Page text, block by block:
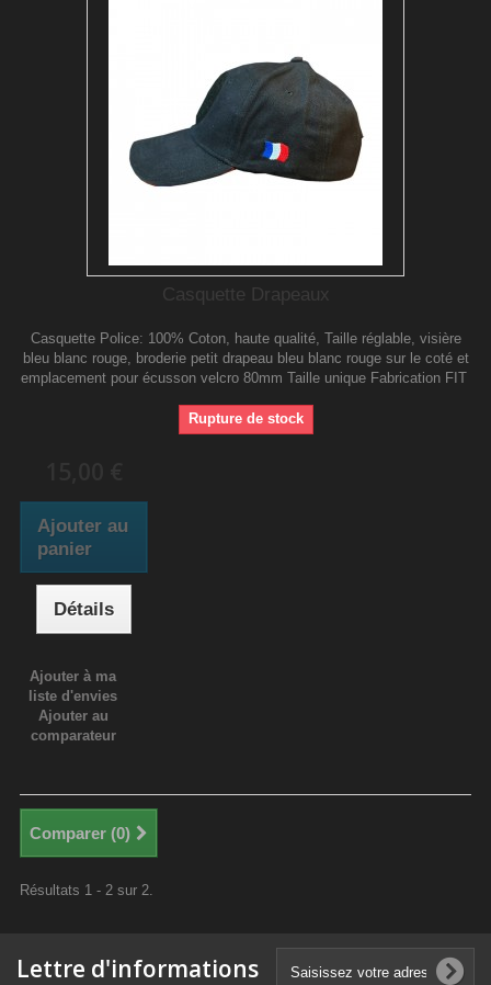
Casquette Drapeaux
Casquette Police: 100% Coton, haute qualité, Taille réglable, visière
bleu blanc rouge, broderie petit drapeau bleu blanc rouge sur le coté et
emplacement pour écusson velcro 80mm Taille unique Fabrication FIT
Rupture de stock
Ajouter au
panier
Détails
Ajouter à ma
liste d'envies
Ajouter au
comparateur
Comparer (0)
Résultats 1 - 2 sur 2.
Lettre d'informations